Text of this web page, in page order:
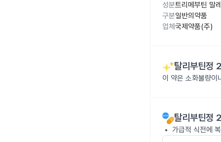
성분트리메부틴 말
구분일반의약품
업체 국제약품(주)
탈리부틴
이 약은 소화불량이
탈리부틴
가급적 식전에